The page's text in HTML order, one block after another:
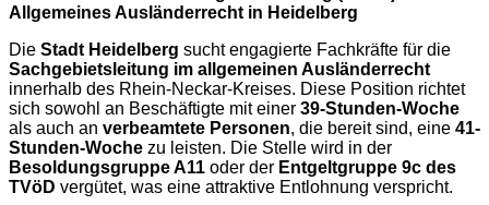
Allgemeines Ausländerrecht in Heidelberg
Die Stadt Heidelberg sucht engagierte Fachkräfte für die
Sachgebietsleitung im allgemeinen Ausländerrecht
innerhalb des Rhein-Neckar-Kreises. Diese Position richtet
sich sowohl an Beschäftigte mit einer 39-Stunden-Woche
als auch an verbeamtete Personen, die bereit sind, eine 41-
Stunden-Woche zu leisten. Die Stelle wird in der
Besoldungsgruppe A11 oder der Entgeltgruppe 9c des
TVöD vergütet, was eine attraktive Entlohnung verspricht.